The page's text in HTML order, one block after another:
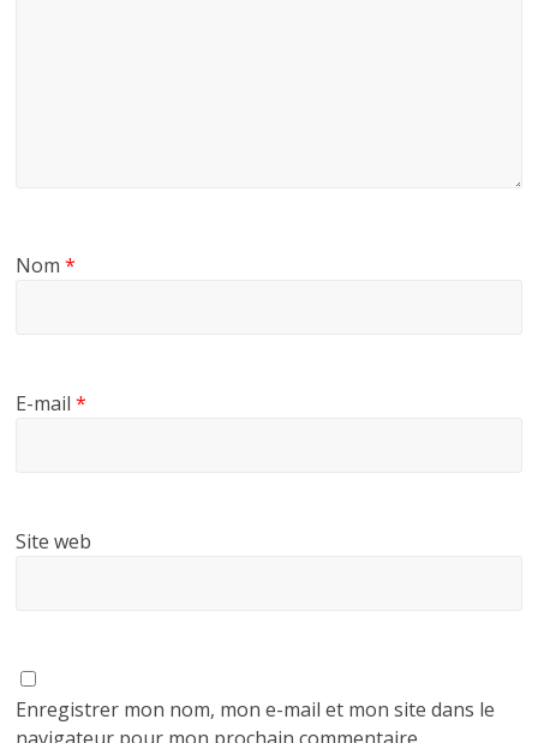
Nom*
E-mail*
Site web
Enregistrer mon nom, mon e-mail et mon site dans le